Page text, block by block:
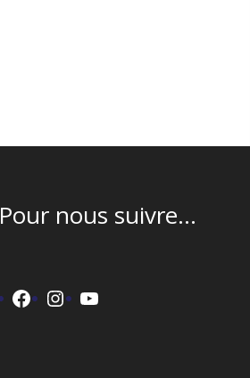
Pour nous suivre...
Facebook
Instagram
YouTube